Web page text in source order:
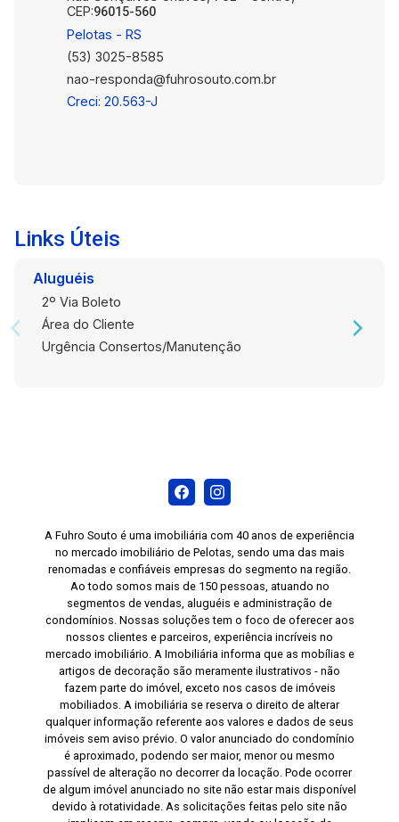
CEP:96015-560
Pelotas - RS
(53) 3025-8585
nao-responda@fuhrosouto.com.br
Creci: 20.563-J
Links Úteis
Aluguéis
2º Via Boleto
Área do Cliente
Urgência Consertos/Manutenção
A Fuhro Souto é uma imobiliária com 40 anos de experiência
no mercado imobiliário de Pelotas, sendo uma das mais
renomadas e confiáveis empresas do segmento na região.
Ao todo somos mais de 150 pessoas, atuando no
segmentos de vendas, aluguéis e administração de
condomínios. Nossas soluções tem o foco de oferecer aos
nossos clientes e parceiros, experiência incríveis no
mercado imobiliário. A Imobiliária informa que as mobílias e
artigos de decoração são meramente ilustrativos - não
fazem parte do imóvel, exceto nos casos de imóveis
mobiliados. A imobiliária se reserva o direito de alterar
qualquer informação referente aos valores e dados de seus
imóveis sem aviso prévio. O valor anunciado do condomínio
é aproximado, podendo ser maior, menor ou mesmo
passível de alteração no decorrer da locação. Pode ocorrer
de algum imóvel anunciado no site não estar mais disponível
devido à rotatividade. As solicitações feitas pelo site não